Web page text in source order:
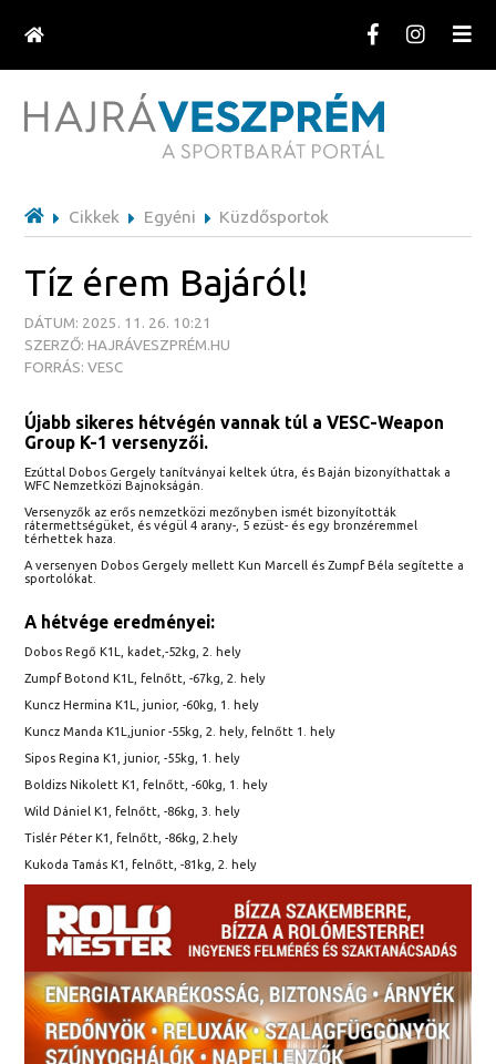
Cikkek Egyéni Küzdősportok
Tíz érem Bajáról!
DÁTUM: 2025. 11. 26. 10:21
SZERZŐ: HAJRÁVESZPRÉM.HU
FORRÁS: VESC
Újabb sikeres hétvégén vannak túl a VESC-Weapon
Group K-1 versenyzői.
Ezúttal Dobos Gergely tanítványai keltek útra, és Baján bizonyíthattak a
WFC Nemzetközi Bajnokságán.
Versenyzők az erős nemzetközi mezőnyben ismét bizonyították
rátermettségüket, és végül 4 arany-, 5 ezüst- és egy bronzéremmel
térhettek haza.
A versenyen Dobos Gergely mellett Kun Marcell és Zumpf Béla segítette a
sportolókat.
A hétvége eredményei:
Dobos Regő K1L, kadet,-52kg, 2. hely
Zumpf Botond K1L, felnőtt, -67kg, 2. hely
Kuncz Hermina K1L, junior, -60kg, 1. hely
Kuncz Manda K1L,junior -55kg, 2. hely, felnőtt 1. hely
Sipos Regina K1, junior, -55kg, 1. hely
Boldizs Nikolett K1, felnőtt, -60kg, 1. hely
Wild Dániel K1, felnőtt, -86kg, 3. hely
Tislér Péter K1, felnőtt, -86kg, 2.hely
Kukoda Tamás K1, felnőtt, -81kg, 2. hely